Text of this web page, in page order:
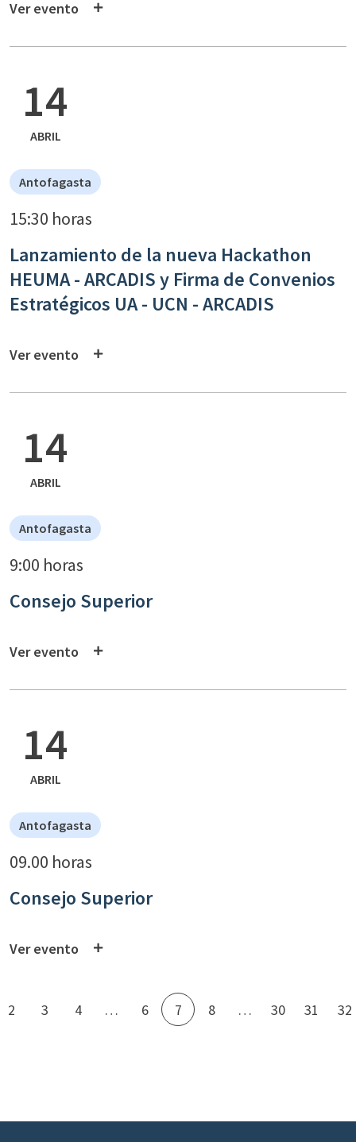
Ver evento
14
ABRIL
Antofagasta
15:30 horas
Lanzamiento de la nueva Hackathon
HEUMA - ARCADIS y Firma de Convenios
Estratégicos UA - UCN - ARCADIS
Ver evento
14
ABRIL
Antofagasta
9:00 horas
Consejo Superior
Ver evento
14
ABRIL
Antofagasta
09.00 horas
Consejo Superior
Ver evento
2 3 4 … 6 7 8 … 30 31 32